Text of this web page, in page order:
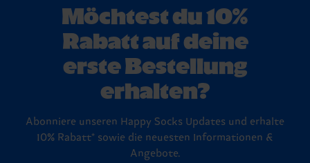
Möchtest du 10%
Rabatt auf deine
erste Bestellung
erhalten?
Abonniere unseren Happy Socks Updates und erhalte
10% Rabatt* sowie die neuesten Informationen &
Angebote.